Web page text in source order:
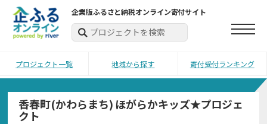
企業版ふるさと納税オンライン寄付サイト
プロジェクト一覧 地域から探す 寄付受付ランキング
香春町(かわらまち) ほがらかキッズ★プロジェ
クト